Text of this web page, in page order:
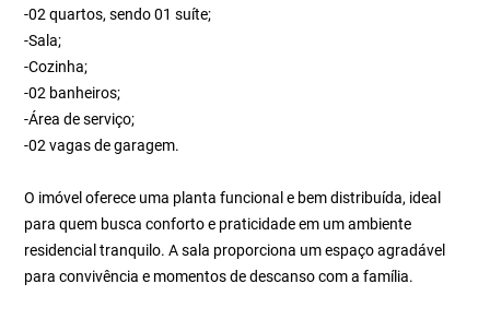
-02 quartos, sendo 01 suíte;
-Sala;
-Cozinha;
-02 banheiros;
-Área de serviço;
-02 vagas de garagem.
O imóvel oferece uma planta funcional e bem distribuída, ideal
para quem busca conforto e praticidade em um ambiente
residencial tranquilo. A sala proporciona um espaço agradável
para convivência e momentos de descanso com a família.